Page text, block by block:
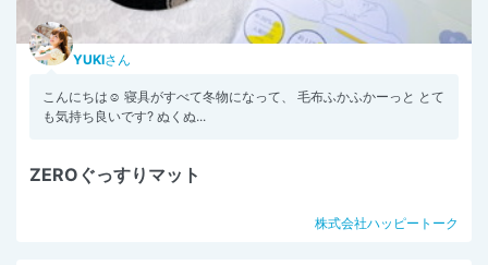
YUKIさん
こんにちは☺️ 寝具がすべて冬物になって、 毛布ふかふかーっと とて
も気持ち良いです? ぬくぬ...
ZEROぐっすりマット
株式会社ハッピートーク